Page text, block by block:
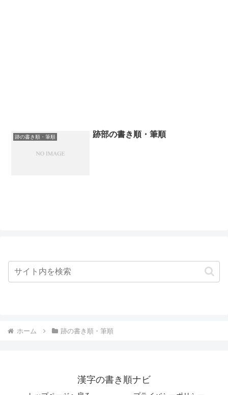
跡の書き順・筆順 跡部の書き順・筆順
ホーム 跡の書き順・筆順
漢字の書き順ナビ